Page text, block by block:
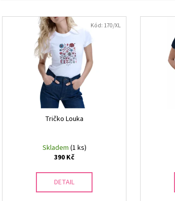
V
Tričko Louka
Skladem (1 ks)
390 Kč
DETAIL
Kód: 170/XL